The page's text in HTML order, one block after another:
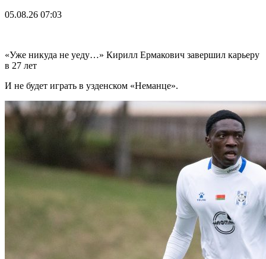
05.08.26 07:03
«Уже никуда не уеду…» Кирилл Ермакович завершил карьеру
в 27 лет
И не будет играть в узденском «Неманце».